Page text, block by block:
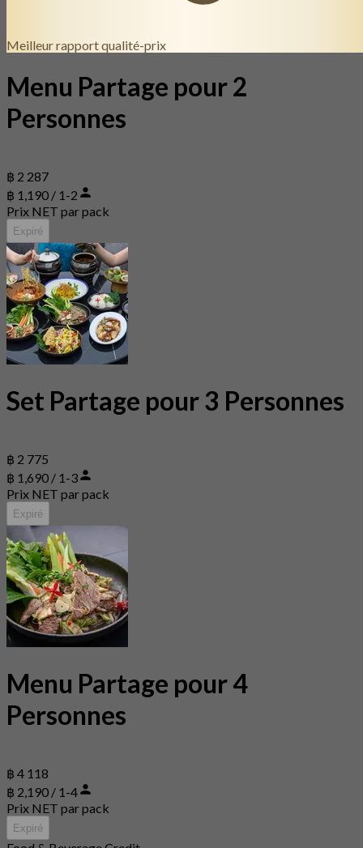
Meilleur rapport qualité-prix
Menu Partage pour 2
Personnes
฿ 2 287
฿ 1,190 / 1-2
Prix NET par pack
Expiré
Set Partage pour 3 Personnes
฿ 2 775
฿ 1,690 / 1-3
Prix NET par pack
Expiré
Menu Partage pour 4
Personnes
฿ 4 118
฿ 2,190 / 1-4
Prix NET par pack
Expiré